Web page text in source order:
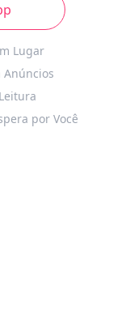
Lugar
Anúncios
por Você